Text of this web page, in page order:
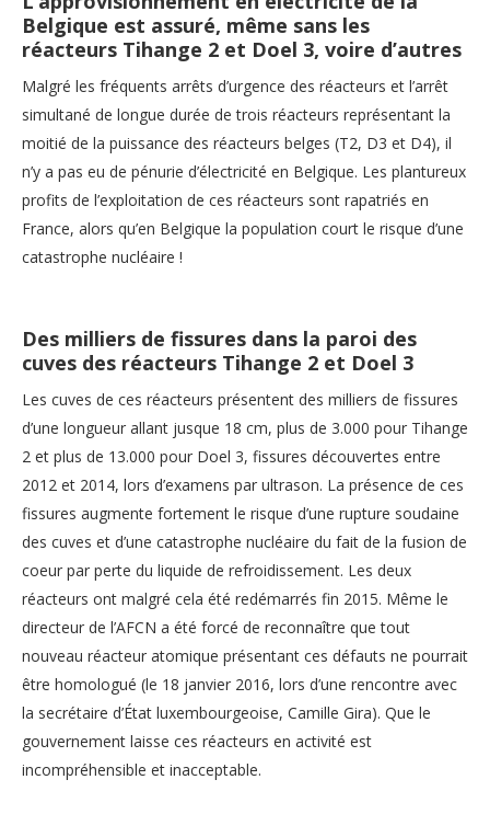
Belgique est assuré, même sans les
réacteurs Tihange 2 et Doel 3, voire d’autres
Malgré les fréquents arrêts d’urgence des réacteurs et l’arrêt
simultané de longue durée de trois réacteurs représentant la
moitié de la puissance des réacteurs belges (T2, D3 et D4), il
n’y a pas eu de pénurie d’électricité en Belgique. Les plantureux
profits de l’exploitation de ces réacteurs sont rapatriés en
France, alors qu’en Belgique la population court le risque d’une
catastrophe nucléaire !
Des milliers de fissures dans la paroi des
cuves des réacteurs Tihange 2 et Doel 3
Les cuves de ces réacteurs présentent des milliers de fissures
d’une longueur allant jusque 18 cm, plus de 3.000 pour Tihange
2 et plus de 13.000 pour Doel 3, fissures découvertes entre
2012 et 2014, lors d’examens par ultrason. La présence de ces
fissures augmente fortement le risque d’une rupture soudaine
des cuves et d’une catastrophe nucléaire du fait de la fusion de
coeur par perte du liquide de refroidissement. Les deux
réacteurs ont malgré cela été redémarrés fin 2015. Même le
directeur de l’AFCN a été forcé de reconnaître que tout
nouveau réacteur atomique présentant ces défauts ne pourrait
être homologué (le 18 janvier 2016, lors d’une rencontre avec
la secrétaire d’État luxembourgeoise, Camille Gira). Que le
gouvernement laisse ces réacteurs en activité est
incompréhensible et inacceptable.